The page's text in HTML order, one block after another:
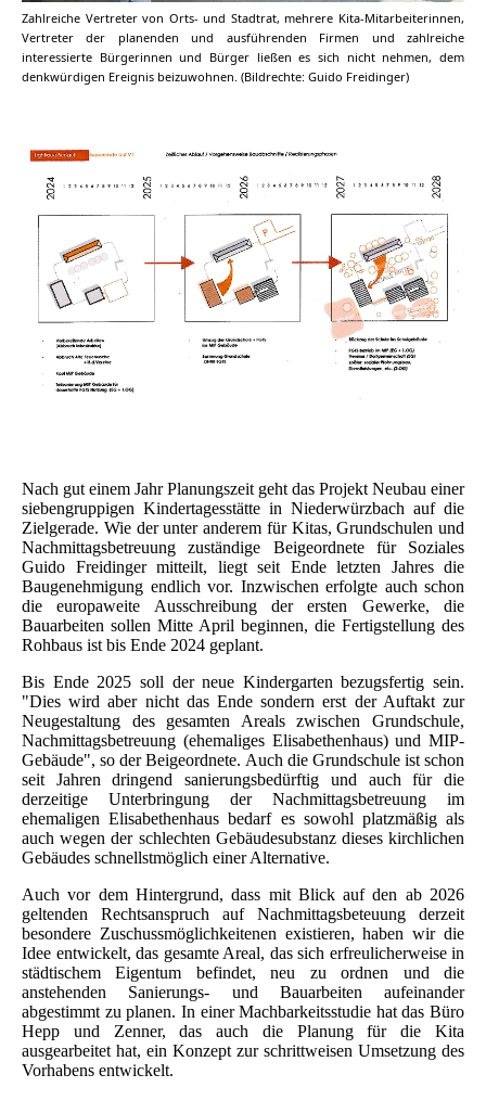
Zahlreiche Vertreter von Orts- und Stadtrat, mehrere Kita-Mitarbeiterinnen,
Vertreter der planenden und ausführenden Firmen und zahlreiche
interessierte Bürgerinnen und Bürger ließen es sich nicht nehmen, dem
denkwürdigen Ereignis beizuwohnen. (Bildrechte: Guido Freidinger)
Nach gut einem Jahr Planungszeit geht das Projekt Neubau einer
siebengruppigen Kindertagesstätte in Niederwürzbach auf die
Zielgerade. Wie der unter anderem für Kitas, Grundschulen und
Nachmittagsbetreuung zuständige Beigeordnete für Soziales
Guido Freidinger mitteilt, liegt seit Ende letzten Jahres die
Baugenehmigung endlich vor. Inzwischen erfolgte auch schon
die europaweite Ausschreibung der ersten Gewerke, die
Bauarbeiten sollen Mitte April beginnen, die Fertigstellung des
Rohbaus ist bis Ende 2024 geplant.
Bis Ende 2025 soll der neue Kindergarten bezugsfertig sein.
"Dies wird aber nicht das Ende sondern erst der Auftakt zur
Neugestaltung des gesamten Areals zwischen Grundschule,
Nachmittagsbetreuung (ehemaliges Elisabethenhaus) und MIP-
Gebäude", so der Beigeordnete. Auch die Grundschule ist schon
seit Jahren dringend sanierungsbedürftig und auch für die
derzeitige Unterbringung der Nachmittagsbetreuung im
ehemaligen Elisabethenhaus bedarf es sowohl platzmäßig als
auch wegen der schlechten Gebäudesubstanz dieses kirchlichen
Gebäudes schnellstmöglich einer Alternative.
Auch vor dem Hintergrund, dass mit Blick auf den ab 2026
geltenden Rechtsanspruch auf Nachmittagsbeteuung derzeit
besondere Zuschussmöglichkeitenen existieren, haben wir die
Idee entwickelt, das gesamte Areal, das sich erfreulicherweise in
städtischem Eigentum befindet, neu zu ordnen und die
anstehenden Sanierungs- und Bauarbeiten aufeinander
abgestimmt zu planen. In einer Machbarkeitsstudie hat das Büro
Hepp und Zenner, das auch die Planung für die Kita
ausgearbeitet hat, ein Konzept zur schrittweisen Umsetzung des
Vorhabens entwickelt.